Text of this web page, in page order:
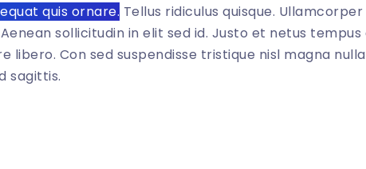
quis ornare. Tellus ridiculus quisque.
sollicitudin in elit sed id. Justo et netus tempus
libero. Con sed suspendisse tristique nisl magna
sagittis.